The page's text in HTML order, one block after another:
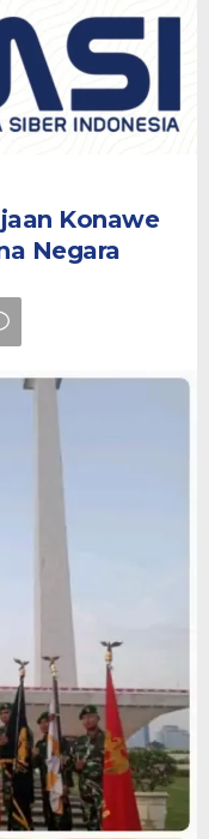
Konawe
Negara